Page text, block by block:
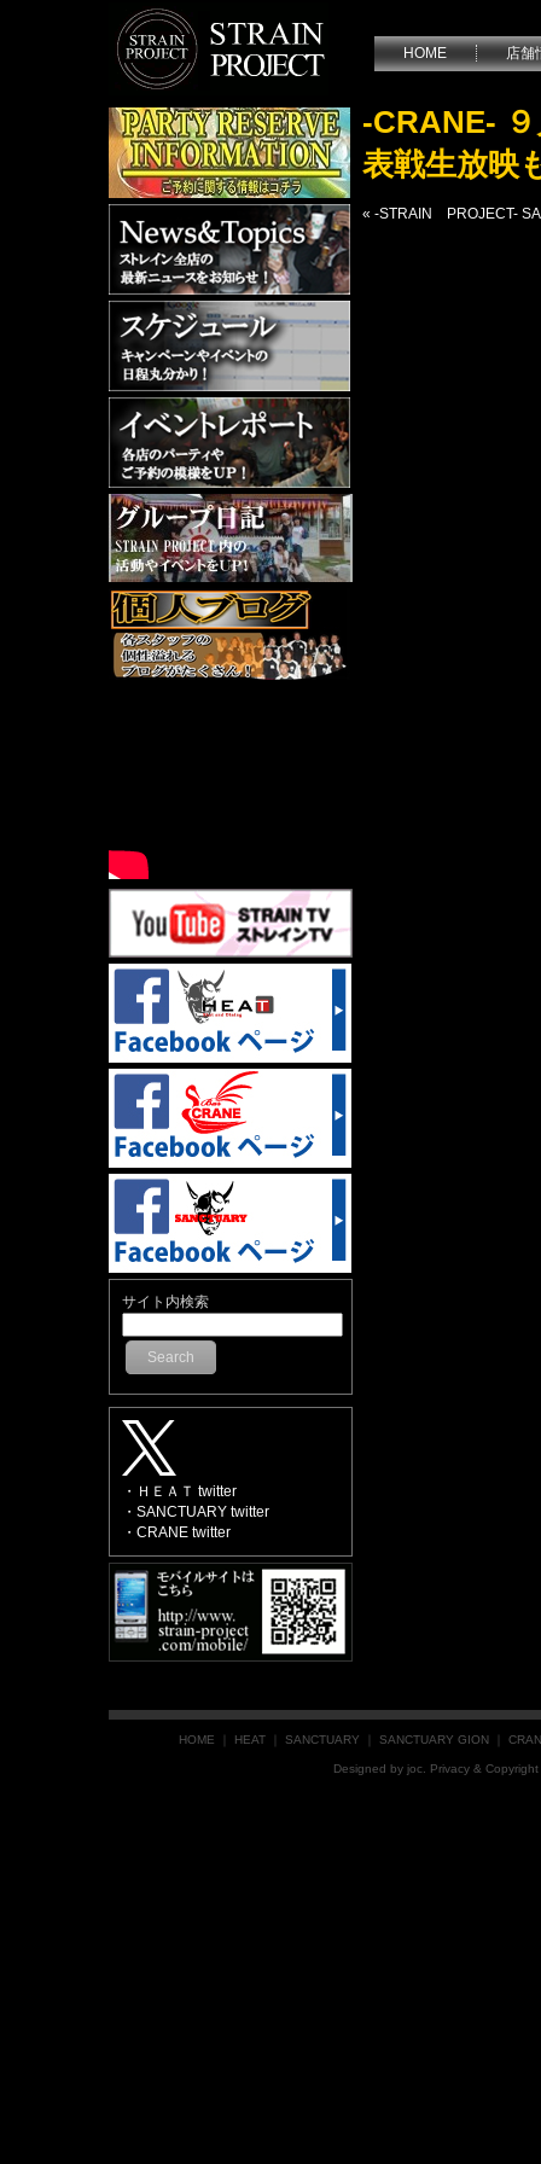
HOME 店舗
サイト内検索
Search
・ＨＥＡＴ twitter
・SANCTUARY twitter
・CRANE twitter
-CRANE-
表戦生放映
« -STRAIN PROJECT-
HOME HEAT SANCTUARY SANCTUARY GION
Designed by joc . Privacy &